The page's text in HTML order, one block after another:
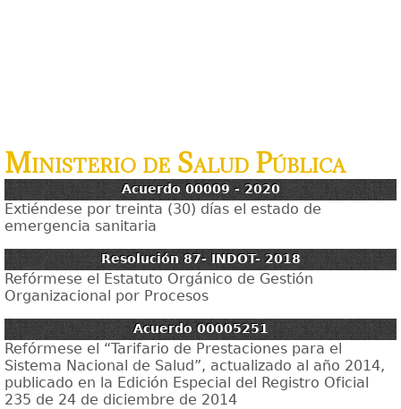
Ministerio de Salud Pública
Acuerdo 00009 - 2020
Extiéndese por treinta (30) días el estado de
emergencia sanitaria
Resolución 87- INDOT- 2018
Refórmese el Estatuto Orgánico de Gestión
Organizacional por Procesos
Acuerdo 00005251
Refórmese el “Tarifario de Prestaciones para el
Sistema Nacional de Salud”, actualizado al año 2014,
publicado en la Edición Especial del Registro Oficial
235 de 24 de diciembre de 2014